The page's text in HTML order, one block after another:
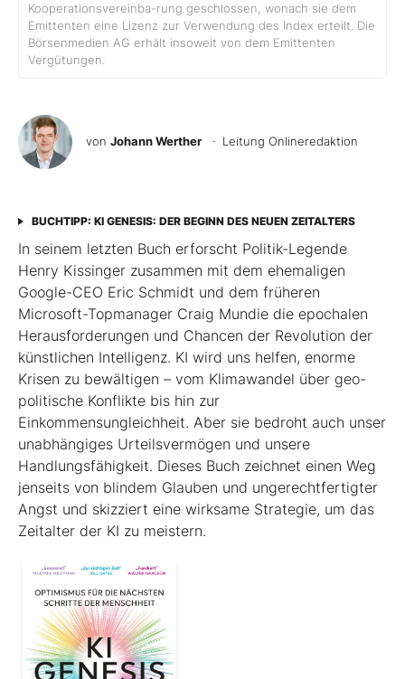
Kooperationsvereinba-rung geschlossen, wonach sie dem
Emittenten eine Lizenz zur Verwendung des Index erteilt. Die
Börsenmedien AG erhält insoweit von dem Emittenten
Vergütungen.
von Johann Werther · Leitung Onlineredaktion
BUCHTIPP: KI GENESIS: DER BEGINN DES NEUEN ZEITALTERS
In seinem letzten Buch erforscht Politik-Legende
Henry Kissinger zusammen mit dem ehemaligen
Google-CEO Eric Schmidt und dem früheren
Microsoft-Topmanager Craig Mundie die epochalen
Herausforderungen und Chancen der Revolution der
künstlichen Intelligenz. KI wird uns helfen, enorme
Krisen zu bewältigen – vom Klimawandel über geo­
poli­tische Konflikte bis hin zur
Einkommensungleichheit. Aber sie bedroht auch unser
unabhängiges Urteilsvermögen und unsere
Handlungsfähigkeit. Dieses Buch zeichnet einen Weg
jenseits von blindem Glauben und ungerechtfertigter
Angst und skizziert eine wirksame Strategie, um das
Zeitalter der KI zu meistern.